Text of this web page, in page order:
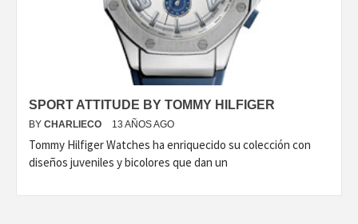
DISEÑO…
SPORT ATTITUDE BY TOMMY HILFIGER
BY CHARLIECO 13 AÑOS AGO
Tommy Hilfiger Watches ha enriquecido su colección con
diseños juveniles y bicolores que dan un